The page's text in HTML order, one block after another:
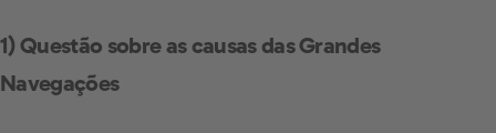
1) Questão sobre as causas das Grandes
Navegações